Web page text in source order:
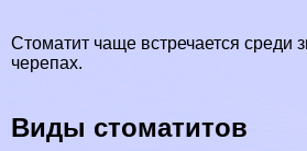
Стоматит чаще встречается среди
черепах.
Виды стоматитов